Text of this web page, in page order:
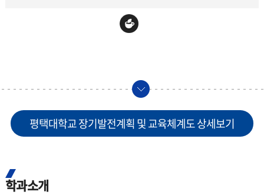
평택대학교 장기발전계획 및 교육체계도 상세보기
학과소개